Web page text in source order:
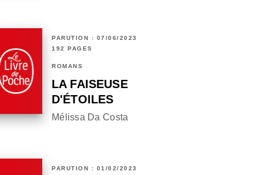
PARUTION : 07/06/2023
192 PAGES
ROMANS
LA FAISEUSE
D'ÉTOILES
Mélissa Da Costa
PARUTION : 01/02/2023